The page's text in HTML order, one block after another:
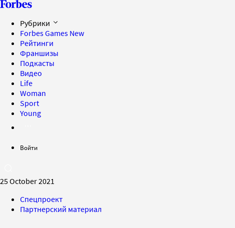
Рубрики
Forbes Games New
Рейтинги
Франшизы
Подкасты
Видео
Life
Woman
Sport
Young
Войти
25 October 2021
Спецпроект
Партнерский материал